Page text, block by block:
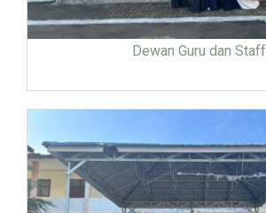
Dewan Guru dan Staff